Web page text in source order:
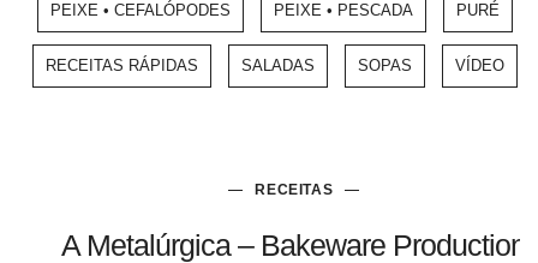
PEIXE • CEFALÓPODES PEIXE • PESCADA PURÉ
RECEITAS RÁPIDAS SALADAS SOPAS VÍDEO
RECEITAS
A Metalúrgica – Bakeware Production